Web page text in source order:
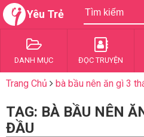
Yêu Trẻ
DANH MỤC ĐỌC TRUYỆN
Trang Chủ bà bầu nên ăn gì 3
TAG: BÀ BẦU NÊN
ĐẦU